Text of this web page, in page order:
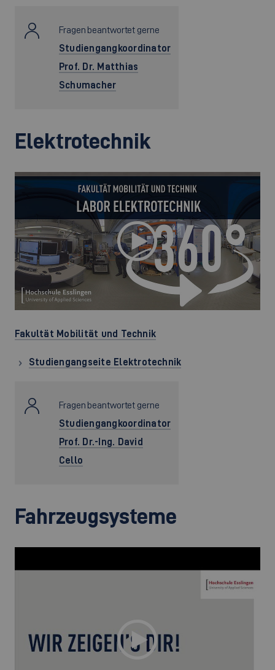
Fragen beantwortet gerne
Studiengangkoordinator
Prof. Dr. Matthias
Schumacher
Elektrotechnik
Fakultät Mobilität und Technik
Studiengangseite Elektrotechnik
Fragen beantwortet gerne
Studiengangkoordinator
Prof. Dr.-Ing. David
Cello
Fahrzeugsysteme